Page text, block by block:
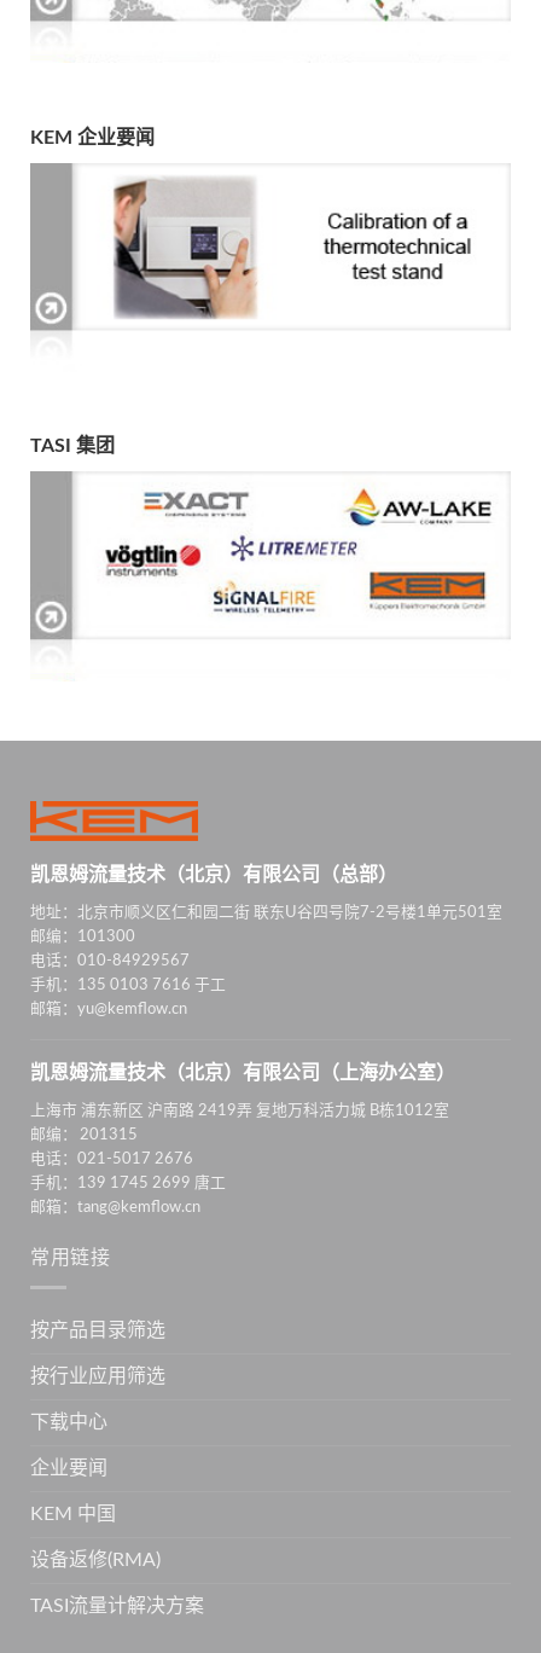
KEM 企业要闻
TASI 集团
凯恩姆流量技术（北京）有限公司（总部）
地址：北京市顺义区仁和园二街 联东U谷四号院7-2号楼1单元501室
邮编：101300
电话：010-84929567
手机：135 0103 7616 于工
邮箱：yu@kemflow.cn
凯恩姆流量技术（北京）有限公司（上海办公室）
上海市 浦东新区 沪南路 2419弄 复地万科活力城 B栋1012室
邮编： 201315
电话：021-5017 2676
手机：139 1745 2699 唐工
邮箱：tang@kemflow.cn
常用链接
按产品目录筛选
按行业应用筛选
下载中心
企业要闻
KEM 中国
设备返修(RMA)
TASI流量计解决方案